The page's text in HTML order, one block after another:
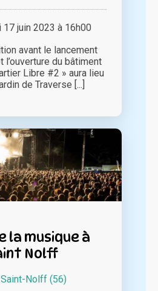
juin 2023 à 16h00
avant le lancement
l’ouverture du bâtiment
Libre #2 » aura lieu
de Traverse [...]
la musique à
Nolff
Saint-Nolff (56)